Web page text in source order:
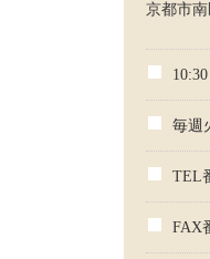
京都市
毎週
TEL
FAX